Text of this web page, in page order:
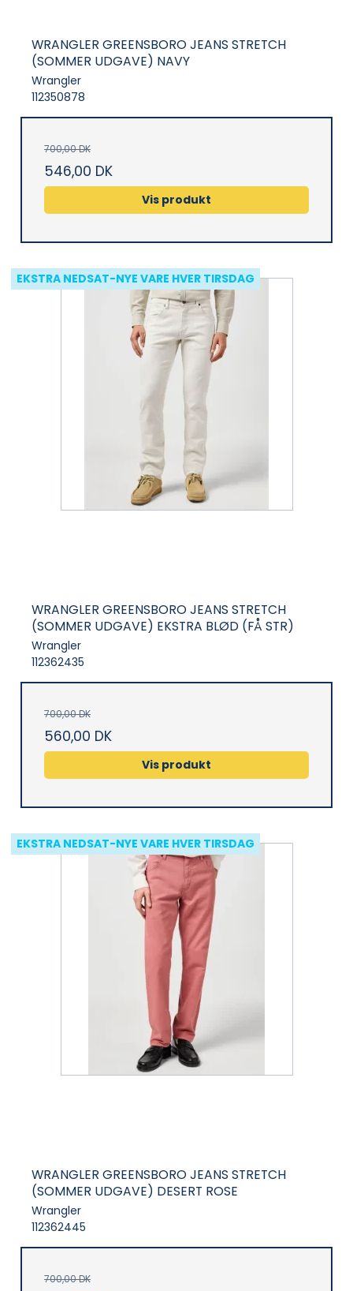
WRANGLER GREENSBORO JEANS STRETCH
(SOMMER UDGAVE) NAVY
Wrangler
112350878
700,00 DK
546,00 DK
Vis produkt
EKSTRA NEDSAT-NYE VARE HVER TIRSDAG
WRANGLER GREENSBORO JEANS STRETCH
(SOMMER UDGAVE) EKSTRA BLØD (FÅ STR)
Wrangler
112362435
700,00 DK
560,00 DK
Vis produkt
EKSTRA NEDSAT-NYE VARE HVER TIRSDAG
WRANGLER GREENSBORO JEANS STRETCH
(SOMMER UDGAVE) DESERT ROSE
Wrangler
112362445
700,00 DK